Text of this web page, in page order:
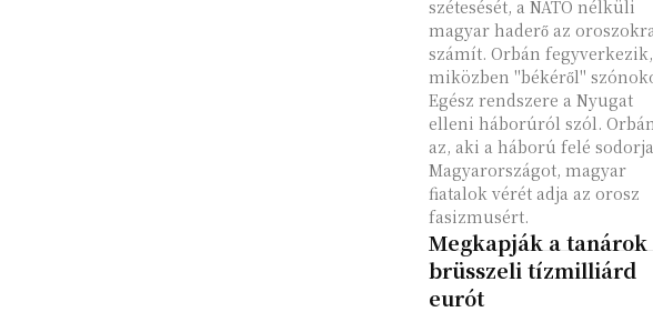
szétesését, a NATO nélküli
magyar haderő az
számít. Orbán fegyverkezik,
miközben "békéről"
Egész rendszere a Nyugat
elleni háborúról szól.
az, aki a háború felé sodorja
Magyarországot, magyar
fiatalok vérét adja az orosz
fasizmusért.
Megkapják a tanárok
brüsszeli tízmilliárd
eurót